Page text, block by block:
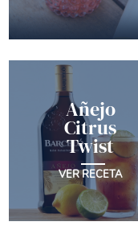
Añejo
Citrus
Twist
VER RECETA